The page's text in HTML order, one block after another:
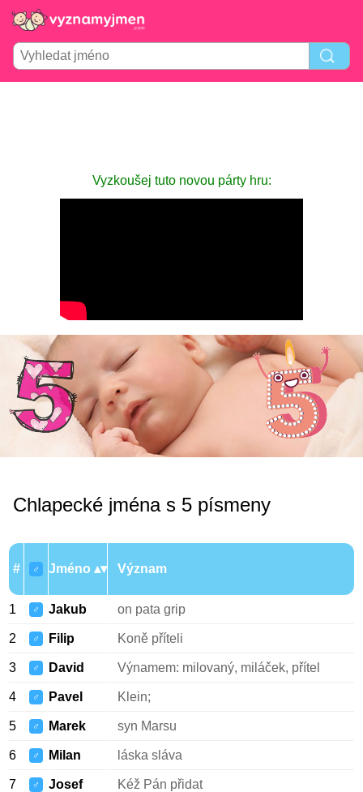
Vyzkoušej tuto novou párty hru:
Chlapecké jména s 5 písmeny
# ♂ Jméno Význam
1 ♂ Jakub on pata grip
2 ♂ Filip Koně příteli
3 ♂ David Výnamem: milovaný, miláček, přítel
4 ♂ Pavel Klein;
5 ♂ Marek syn Marsu
6 ♂ Milan láska sláva
7 ♂ Josef Kéž Pán přidat